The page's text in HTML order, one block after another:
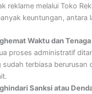
reklame melalui Toko
keuntungan, antara
Waktu dan Tenaga
proses administratif
sudah terbiasa berurusan
Sanksi atau